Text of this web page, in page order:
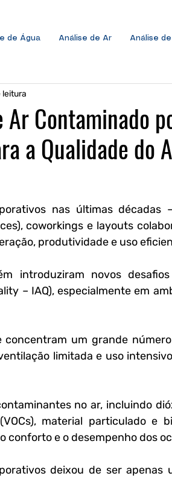
de Água Análise de Ar Análise
Contaminado
a Qualidade do
leitura
nas últimas décadas
coworkings e layouts
produtividade e uso
introduziram novos
– IAQ), especialmente em
um grande
limitada e uso
no ar, incluindo
material particulado e
conforto e o desempenho dos
deixou de ser apenas